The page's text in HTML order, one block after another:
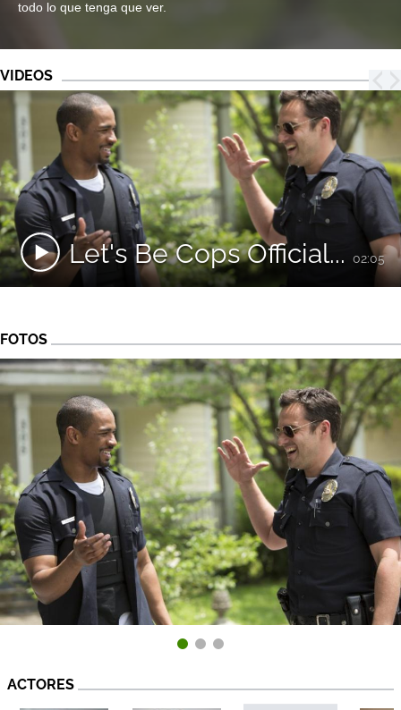
todo lo que tenga que ver.
VIDEOS
Let's Be Cops Official... 02:05
FOTOS
ACTORES